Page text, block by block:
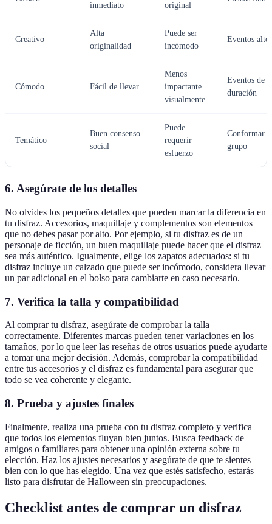
inmediato original
Creativo
Alta
originalidad
Puede ser
incómodo
Eventos
Cómodo Fácil de llevar
Menos
impactante
visualmente
Eventos de
duración
Temático
Buen consenso
social
Puede
requerir
esfuerzo
Conformar
grupo
6. Asegúrate de los detalles
No olvides los pequeños detalles que pueden marcar la diferencia en
tu disfraz. Accesorios, maquillaje y complementos son elementos
que no debes pasar por alto. Por ejemplo, si tu disfraz es de un
personaje de ficción, un buen maquillaje puede hacer que el disfraz
sea más auténtico. Igualmente, elige los zapatos adecuados: si tu
disfraz incluye un calzado que puede ser incómodo, considera llevar
un par adicional en el bolso para cambiarte en caso necesario.
7. Verifica la talla y compatibilidad
Al comprar tu disfraz, asegúrate de comprobar la talla
correctamente. Diferentes marcas pueden tener variaciones en los
tamaños, por lo que leer las reseñas de otros usuarios puede ayudarte
a tomar una mejor decisión. Además, comprobar la compatibilidad
entre tus accesorios y el disfraz es fundamental para asegurar que
todo se vea coherente y elegante.
8. Prueba y ajustes finales
Finalmente, realiza una prueba con tu disfraz completo y verifica
que todos los elementos fluyan bien juntos. Busca feedback de
amigos o familiares para obtener una opinión externa sobre tu
elección. Haz los ajustes necesarios y asegúrate de que te sientes
bien con lo que has elegido. Una vez que estés satisfecho, estarás
listo para disfrutar de Halloween sin preocupaciones.
Checklist antes de comprar un disfraz